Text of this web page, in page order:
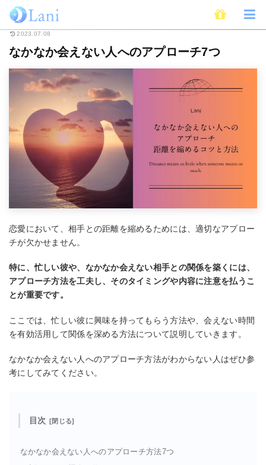
ホーム 恋愛
2023.07.08
なかなか会えない人へのアプローチ7つ
恋愛において、相手との距離を縮めるためには、適切なアプロー
チが欠かせません。
特に、忙しい彼や、なかなか会えない相手との関係を築くには、
アプローチ方法を工夫し、そのタイミングや内容に注意を払うこ
とが重要です。
ここでは、忙しい彼に興味を持ってもらう方法や、会えない時間
を有効活用して関係を深める方法について説明していきます。
なかなか会えない人へのアプローチ方法がわからない人はぜひ参
考にしてみてください。
目次
なかなか会えない人へのアプローチ方法7つ